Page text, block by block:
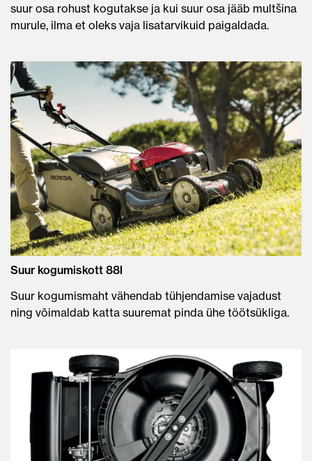
suur osa rohust kogutakse ja kui suur osa jääb multšina
murule, ilma et oleks vaja lisatarvikuid paigaldada.
Suur kogumiskott 88l
Suur kogumismaht vähendab tühjendamise vajadust
ning võimaldab katta suuremat pinda ühe töötsükliga.